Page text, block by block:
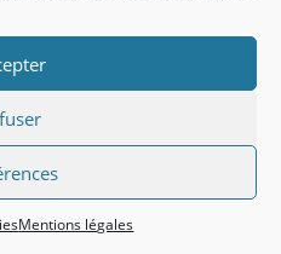
Mentions légales